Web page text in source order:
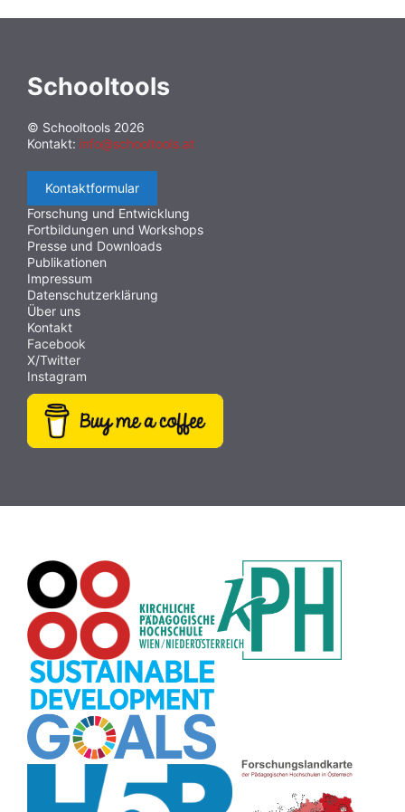
Schooltools
© Schooltools 2026
Kontakt: info@schooltools.at
Kontaktformular
Forschung und Entwicklung
Fortbildungen und Workshops
Presse und Downloads
Publikationen
Impressum
Datenschutzerklärung
Über uns
Kontakt
Facebook
X/Twitter
Instagram